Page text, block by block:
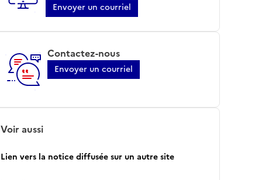
Envoyer un courriel
Contactez-nous
Envoyer un courriel
Voir aussi
Lien vers la notice diffusée sur un autre site